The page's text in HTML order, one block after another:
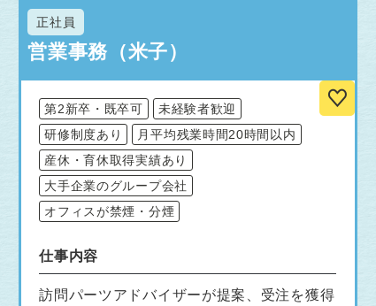
正社員
営業事務（米子）
第2新卒・既卒可
未経験者歓迎
研修制度あり
月平均残業時間20時間以内
産休・育休取得実績あり
大手企業のグループ会社
オフィスが禁煙・分煙
仕事内容
訪問パーツアドバイザーが提案、受注を獲得